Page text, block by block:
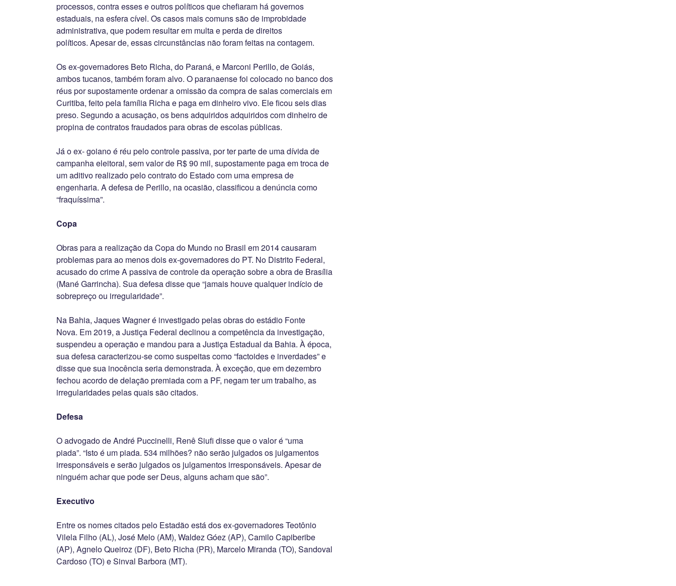
processos, contra esses e outros políticos que chefiaram há governos
estaduais, na esfera cível. Os casos mais comuns são de improbidade
administrativa, que podem resultar em multa e perda de direitos
políticos. Apesar de, essas circunstâncias não foram feitas na contagem.
Os ex-governadores Beto Richa, do Paraná, e Marconi Perillo, de Goiás,
ambos tucanos, também foram alvo. O paranaense foi colocado no banco dos
réus por supostamente ordenar a omissão da compra de salas comerciais em
Curitiba, feito pela família Richa e paga em dinheiro vivo. Ele ficou seis dias
preso. Segundo a acusação, os bens adquiridos adquiridos com dinheiro de
propina de contratos fraudados para obras de escolas públicas.
Já o ex- goiano é réu pelo controle passiva, por ter parte de uma dívida de
campanha eleitoral, sem valor de R$ 90 mil, supostamente paga em troca de
um aditivo realizado pelo contrato do Estado com uma empresa de
engenharia. A defesa de Perillo, na ocasião, classificou a denúncia como
“fraquíssima”.
Copa
Obras para a realização da Copa do Mundo no Brasil em 2014 causaram
problemas para ao menos dois ex-governadores do PT. No Distrito Federal,
acusado do crime A passiva de controle da operação sobre a obra de Brasília
(Mané Garrincha). Sua defesa disse que “jamais houve qualquer indício de
sobrepreço ou irregularidade”.
Na Bahia, Jaques Wagner é investigado pelas obras do estádio Fonte
Nova. Em 2019, a Justiça Federal declinou a competência da investigação,
suspendeu a operação e mandou para a Justiça Estadual da Bahia. À época,
sua defesa caracterizou-se como suspeitas como “factoides e inverdades” e
disse que sua inocência seria demonstrada. À exceção, que em dezembro
fechou acordo de delação premiada com a PF, negam ter um trabalho, as
irregularidades pelas quais são citados.
Defesa
O advogado de André Puccinelli, Renê Siufi disse que o valor é “uma
piada”. “Isto é um piada. 534 milhões? não serão julgados os julgamentos
irresponsáveis ​​e serão julgados os julgamentos irresponsáveis. Apesar de
ninguém achar que pode ser Deus, alguns acham que são”.
Executivo
Entre os nomes citados pelo Estadão está dos ex-governadores Teotônio
Vilela Filho (AL), José Melo (AM), Waldez Góez (AP), Camilo Capiberibe
(AP), Agnelo Queiroz (DF), Beto Richa (PR), Marcelo Miranda (TO), Sandoval
Cardoso (TO) e Sinval Barbora (MT).